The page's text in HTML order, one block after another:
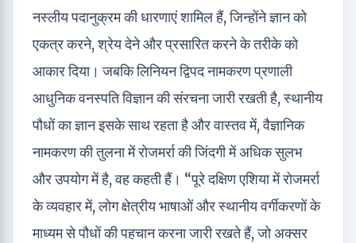
नस्लीय पदानुक्रम की धारणाएं शामिल हैं, जिन्होंने ज्ञान को
एकत्र करने, श्रेय देने और प्रसारित करने के तरीके को
आकार दिया। जबकि लिनियन द्विपद नामकरण प्रणाली
आधुनिक वनस्पति विज्ञान की संरचना जारी रखती है, स्थानीय
पौधों का ज्ञान इसके साथ रहता है और वास्तव में, वैज्ञानिक
नामकरण की तुलना में रोजमर्रा की जिंदगी में अधिक सुलभ
और उपयोग में है, वह कहती हैं। “पूरे दक्षिण एशिया में रोजमर्रा
के व्यवहार में, लोग क्षेत्रीय भाषाओं और स्थानीय वर्गीकरणों के
माध्यम से पौधों की पहचान करना जारी रखते हैं, जो अक्सर